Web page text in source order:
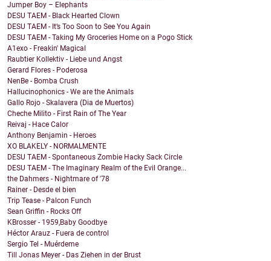
Jumper Boy – Elephants
DESU TAEM - Black Hearted Clown
DESU TAEM - It’s Too Soon to See You Again
DESU TAEM - Taking My Groceries Home on a Pogo Stick
A1exo - Freakin' Magical
Raubtier Kollektiv - Liebe und Angst
Gerard Flores - Poderosa
NenBe - Bomba Crush
Hallucinophonics - We are the Animals
Gallo Rojo - Skalavera (Dia de Muertos)
Cheche Milito - First Rain of The Year
Reivaj - Hace Calor
Anthony Benjamin - Heroes
XO BLAKELY - NORMALMENTE
DESU TAEM - Spontaneous Zombie Hacky Sack Circle
DESU TAEM - The Imaginary Realm of the Evil Orange...
the Dahmers - Nightmare of '78
Rainer - Desde el bien
Trip Tease - Palcon Funch
Sean Griffin - Rocks Off
KBrosser - 1959,Baby Goodbye
Héctor Arauz - Fuera de control
Sergio Tel - Muérdeme
Till Jonas Meyer - Das Ziehen in der Brust